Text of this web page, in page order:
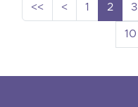
<< < 1 2 3
10